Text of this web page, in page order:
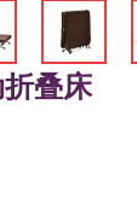
叠床